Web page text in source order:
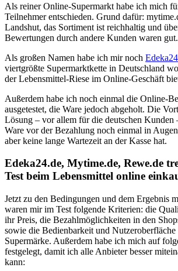
Als reiner Online-Supermarkt habe ich mich
Teilnehmer entschieden. Grund dafür:
Landshut, das Sortiment ist reichhaltig und
Bewertungen durch andere Kunden waren gut.
Als großen Namen habe ich mir noch
viertgrößte Supermarktkette in Deutschland
der Lebensmittel-Riese im Online-Geschäft
Außerdem habe ich noch einmal die Online-
ausgetestet, die Ware jedoch abgeholt. Die
Lösung – vor allem für die deutschen Kunden
Ware vor der Bezahlung noch einmal in
aber keine lange Wartezeit an der Kasse hat.
Edeka24.de, Mytime.de, Rewe.de
Test beim Lebensmittel online
Jetzt zu den Bedingungen und dem Ergebnis
waren mir im Test folgende Kriterien: die
ihr Preis, die Bezahlmöglichkeiten in den
sowie die Bedienbarkeit und
Supermärke. Außerdem habe ich mich auf
festgelegt, damit ich alle Anbieter besser
kann: